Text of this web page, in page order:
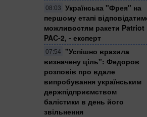
08:03
Українська "Фрея" на
першому етапі
можливостям ракети Patriot
PAC-2, - експерт
07:54
"Успішно вразила
визначену ціль": Федоров
розповів про вдале
випробування українським
держпідприємством
балістики в день його
звільнення